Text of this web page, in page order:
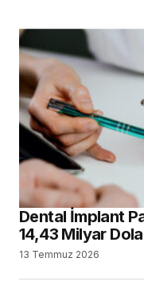
Dental İmplant
14,43 Milyar
13 Temmuz 2026